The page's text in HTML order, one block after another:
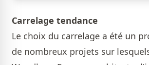
Carrelage tendance
Le choix du carrelage a été un
de nombreux projets sur